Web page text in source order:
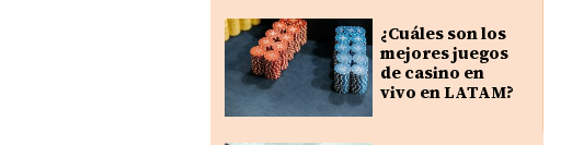
¿Cuáles son los
mejores juegos
de casino en
vivo en LATAM?